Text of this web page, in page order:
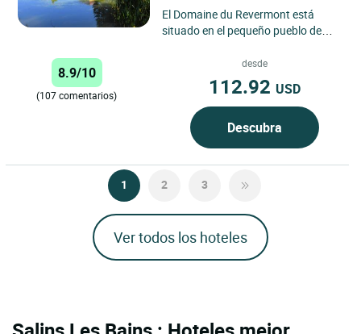
El Domaine du Revermont está
situado en el pequeño pueblo de
Esta casa de ensueño,...
8.9/10
(107 comentarios)
desde
112.92 USD
Descubra
1 2 3
Ver todos los hoteles